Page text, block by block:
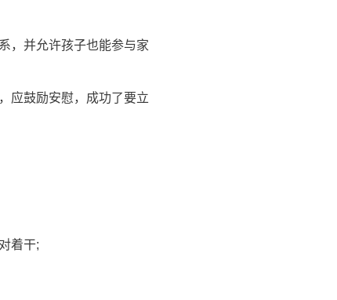
，并允许孩子也能参与家
应鼓励安慰，成功了要立
着干;